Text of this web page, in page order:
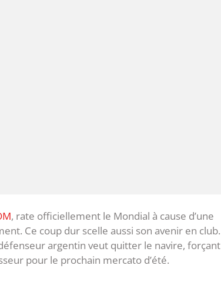
, rate officiellement le Mondial à cause d’une
Ce coup dur scelle aussi son avenir en club.
argentin veut quitter le navire, forçant
pour le prochain mercato d’été.